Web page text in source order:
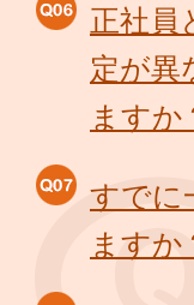
正社員
定が異
ますか
すでに
ますか